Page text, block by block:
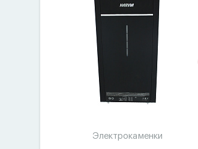
Электрокаменки